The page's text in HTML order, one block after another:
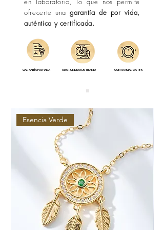
ofrecerte unagarantía de por vida,
auténtica y certificada.
GARANTÍA POR VIDA ORO FUNDIDO EN TITANIO CONTRAMARCA 18K
Esencia Verde